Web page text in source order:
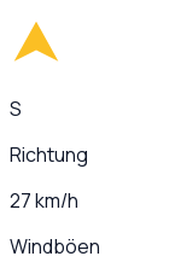
S
Richtung
27 km/h
Windböen